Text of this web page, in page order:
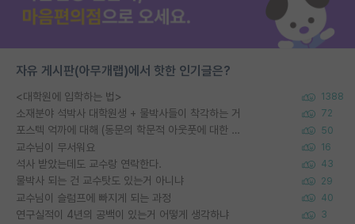
자유 게시판(아무개랩)에서 핫한 인기글은?
<대학원에 입학하는 법> 1388
소재분야 석박사 대학원생 + 물박사들이 착각하는 거 72
포스텍 억까에 대해 (동문의 학문적 아웃풋에 대한 반박) 50
교수님이 무서워요 16
석사 받았는데도 교수랑 연락한다. 43
물박사 되는 건 교수탓도 있는거 아니냐 29
교수님이 슬럼프에 빠지게 되는 과정 40
연구실적이 4년의 공백이 있는거 어떻게 생각하냐 3